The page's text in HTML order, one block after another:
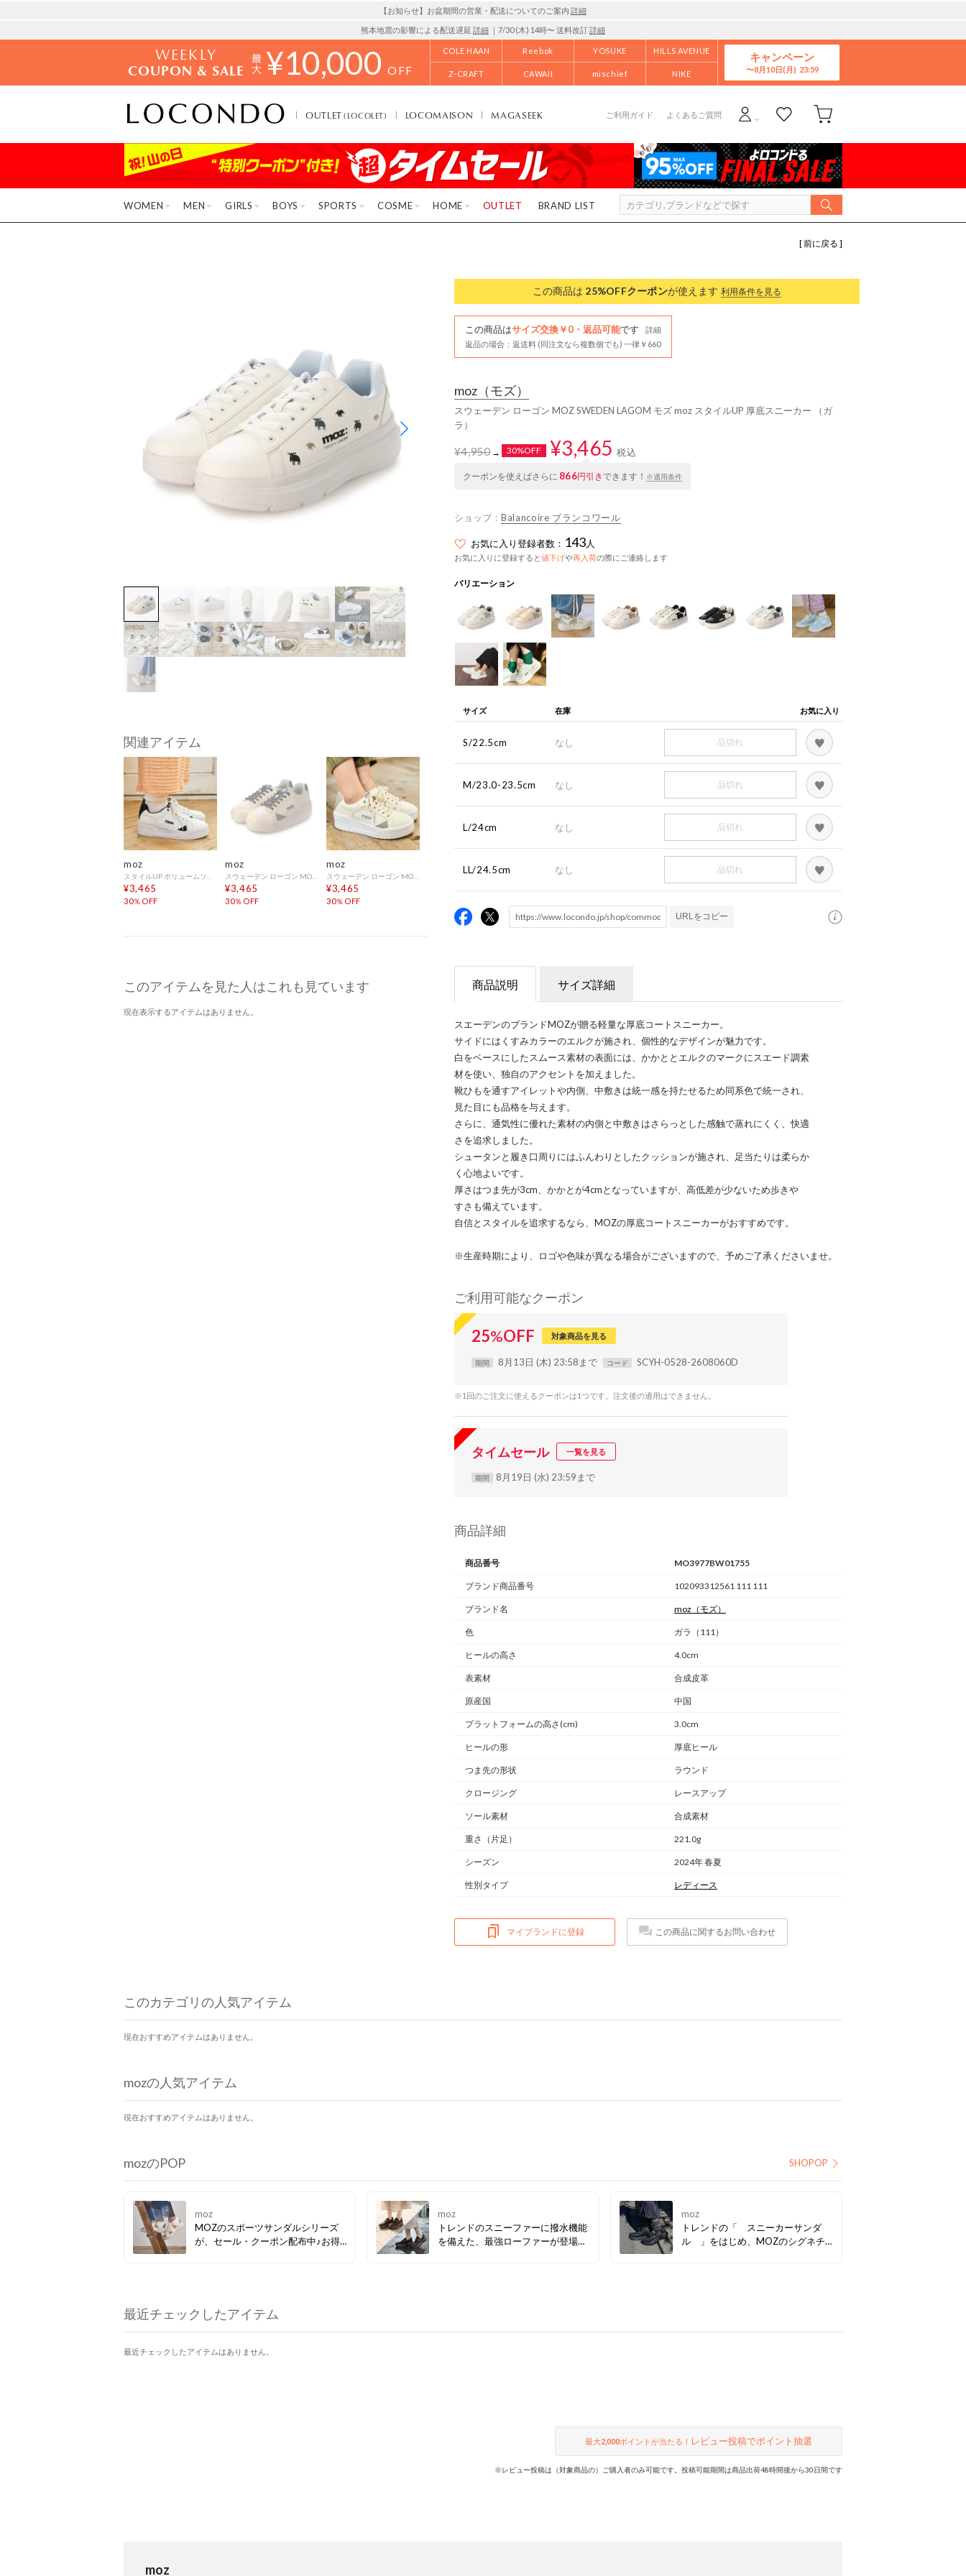
【お知らせ】お盆期間の営業・配送についてのご案内 詳細
熊本地震の影響による配送遅延 詳細 ｜7/30 (木) 14時〜 送料改訂詳細
WEEKLY
COUPON & SALE ¥10,000 OFF
COLE HAAN Reebok YOSUKE HILLS AVENUE
Z-CRAFT CAWAII mischief NIKE
キャンペーン
8月10日(月)
OUTLET(LOCOLET) LOCOMAISON MAGASEEK ご利用ガイド よくあるご質問
WOMEN MEN GIRLS BOYS SPORTS COSME HOME OUTLET BRAND LIST
[ 前に戻る ]
関連アイテム
moz
¥3,465
30％OFF
moz
¥3,465
30％OFF
moz
¥3,465
30％OFF
このアイテムを見た人はこれも見ています
現在表示するアイテムはありません。
この商品は 25%OFFクーポンが使えます 利用条件を見る
この商品はサイズ交換￥0・返品可能です
詳細
返品の場合：返送料 (同注文なら複数個でも) 一律￥660
moz （モズ）
スウェーデン ローゴン MOZ SWEDEN LAGOM モズ moz スタイルUP 厚底スニーカー （ガ
ラ）
¥4,950→ 30%OFF ¥3,465 税込
クーポンを使えばさらに 866円引きできます！ ※適用条件
ショップ： Balancoire ブランコワール
お気に入り登録者数： 143人
お気に入りに登録すると値下げや再入荷の際にご連絡します
バリエーション
サイズ 在庫 お気に入り
S/22.5cm なし 品切れ
M/23.0-23.5cm なし 品切れ
L/24cm なし 品切れ
LL/24.5cm なし 品切れ
URLをコピー
商品説明 サイズ詳細
スエーデンのブランドMOZが贈る軽量な厚底コートスニーカー。
サイドにはくすみカラーのエルクが施され、個性的なデザインが魅力です。
白をベースにしたスムース素材の表面には、かかととエルクのマークにスエード調素
材を使い、独自のアクセントを加えました。
靴ひもを通すアイレットや内側、中敷きは統一感を持たせるため同系色で統一され、
見た目にも品格を与えます。
さらに、通気性に優れた素材の内側と中敷きはさらっとした感触で蒸れにくく、快適
さを追求しました。
シュータンと履き口周りにはふんわりとしたクッションが施され、足当たりは柔らか
く心地よいです。
厚さはつま先が3cm、かかとが4cmとなっていますが、高低差が少ないため歩きや
すさも備えています。
自信とスタイルを追求するなら、MOZの厚底コートスニーカーがおすすめです。
※生産時期により、ロゴや色味が異なる場合がございますので、予めご了承くださいませ。
ご利用可能なクーポン
25%OFF 対象商品を見る
期間 8月13日 (木) 23:58まで コード SCYH-0528-2608060D
※1回のご注文に使えるクーポンは1つです。注文後の適用はできません。
タイムセール 一覧を見る
期間 8月19日 (水) 23:59まで
商品詳細
商品番号 MO3977BW01755
ブランド商品番号 102093312561 111 111
ブランド名 moz （モズ）
色 ガラ（111）
ヒールの高さ 4.0cm
表素材 合成皮革
原産国 中国
プラットフォームの高さ(cm) 3.0cm
ヒールの形 厚底ヒール
つま先の形状 ラウンド
クロージング レースアップ
ソール素材 合成素材
重さ （片足） 221.0g
シーズン 2024年 春夏
性別タイプ レディース
マイブランドに登録 この商品に関するお問い合わせ
このカテゴリの人気アイテム
現在おすすめアイテムはありません。
mozの人気アイテム
現在おすすめアイテムはありません。
mozのPOP SHOPOP
moz
MOZのスポーツサンダルシリーズ
が、セール・クーポン配布中♪お得
moz
トレンドのスニーファーに撥水機能
を備えた、最強ローファーが登場！
moz
トレンドの「 スニーカーサンダ
ル 」をはじめ、MOZのシグネチ
最近チェックしたアイテム
最近チェックしたアイテムはありません。
最大2,000ポイントが当たる！ レビュー投稿でポイント抽選
※レビュー投稿は（対象商品の）ご購入者のみ可能です。投稿可能期間は商品出荷48時間後から30日間です
moz